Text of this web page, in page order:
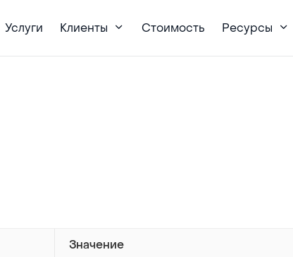
Услуги Клиенты Стоимость Ресурсы
Значение